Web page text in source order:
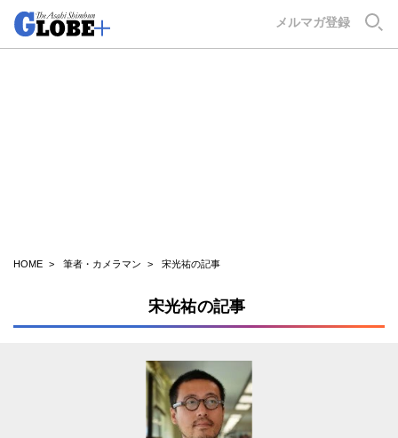
メルマガ登録
HOME 筆者・カメラマン 宋光祐の記事
宋光祐の記事